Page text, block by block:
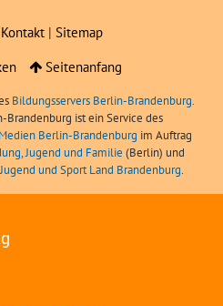
Kontakt | Sitemap
Seitenanfang
Bildungsservers Berlin-Brandenburg.
Brandenburg ist ein Service des
Berlin-Brandenburg im Auftrag
Jugend und Familie (Berlin) und
und Sport Land Brandenburg.